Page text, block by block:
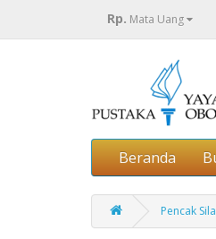
Rp. Mata Uang
Beranda
Pencak